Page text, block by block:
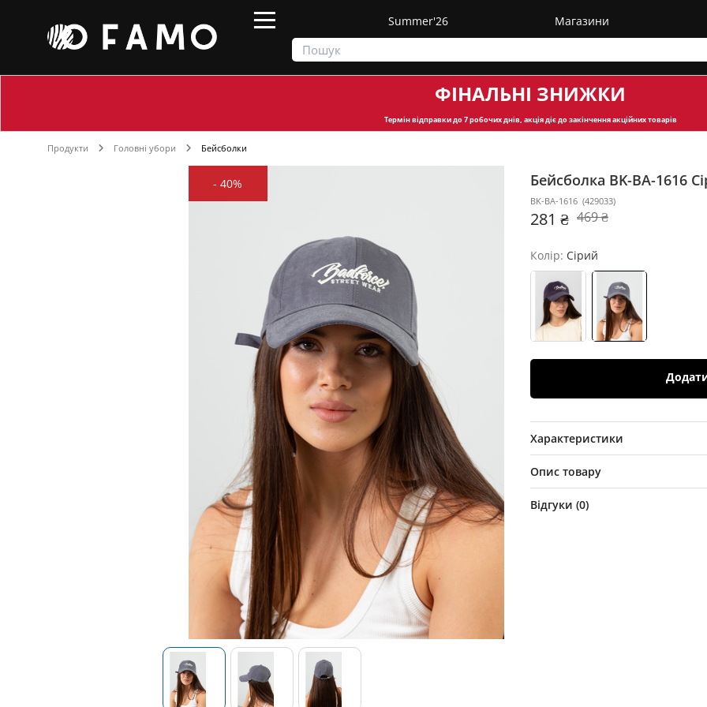
Summer'26 Магазини
ФІНАЛЬНІ ЗНИЖКИ
Термін відправкидо 7 робочих днів, акція діє до закінчення акційних товарів
Продукти Головні убори Бейсболки
-40% Бейсболка BK-BA-1616
BK-BA-1616 (429033)
281 ₴ 469 ₴
Колір: Сірий
Характеристики
Опис товару
Відгуки (0)